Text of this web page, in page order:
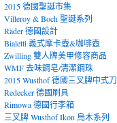
2015 德國聖誕市集
Villeroy & Boch 聖誕系列
Räder 德國設計
Bialetti 義式摩卡壺&咖啡壺
Zwilling 雙人牌美甲修容商品
WMF 去味鋼皂/清潔鋼珠
2015 Wusthof 德國三叉牌中式刀
Redecker 德國刷具
Rimowa 德國行李箱
三叉牌 Wusthof Ikon 烏木系列